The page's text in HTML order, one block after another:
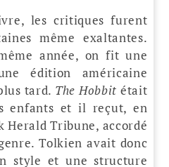
les critiques furent
même exaltantes.
année, on fit une
édition américaine
tard. The Hobbit était
enfants et il reçut, en
Herald Tribune, accordé
Tolkien avait donc
style et une structure